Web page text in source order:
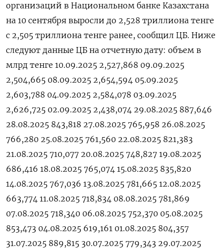
организаций в Национальном банке Казахстана
на 10 сентября выросли до 2,528 триллиона тенге
с 2,505 триллиона тенге ранее, сообщил ЦБ. Ниже
следуют данные ЦБ на отчетную дату: объем в
млрд тенге 10.09.2025 2,527,868 09.09.2025
2,504,665 08.09.2025 2,654,594 05.09.2025
2,603,788 04.09.2025 2,584,078 03.09.2025
2,626,725 02.09.2025 2,438,074 29.08.2025 887,646
28.08.2025 843,818 27.08.2025 765,958 26.08.2025
766,280 25.08.2025 761,560 22.08.2025 821,383
21.08.2025 710,077 20.08.2025 748,827 19.08.2025
686,416 18.08.2025 765,074 15.08.2025 835,820
14.08.2025 767,036 13.08.2025 781,665 12.08.2025
663,774 11.08.2025 718,834 08.08.2025 781,869
07.08.2025 718,340 06.08.2025 752,370 05.08.2025
853,473 04.08.2025 619,161 01.08.2025 804,357
31.07.2025 889,815 30.07.2025 779,343 29.07.2025